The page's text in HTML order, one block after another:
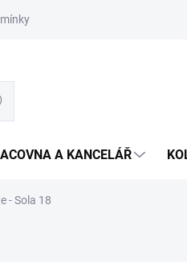
Podmínky ochrany
A KANCELÁŘ
- Sola 18